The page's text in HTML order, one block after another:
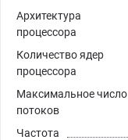
Архитектура
процессора
Количество ядер
процессора
Максимальное число
потоков
Частота